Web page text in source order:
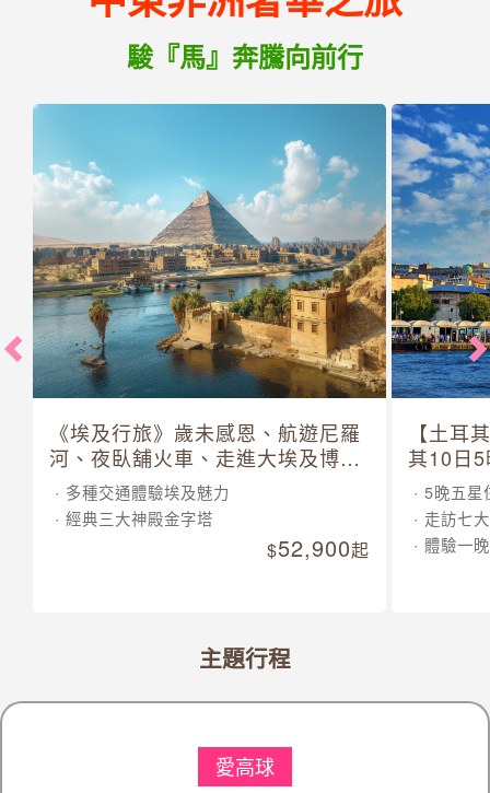
駿『馬』奔騰向前行
《埃及行旅》歲未感恩、航遊尼羅
河、夜臥舖火車、走進大埃及博物
館 10 日
多種交通體驗埃及魅力
經典三大神殿金字塔
52,900起
【土耳
其10日
5晚五星
走訪七
體驗一
愛高球
主題行程